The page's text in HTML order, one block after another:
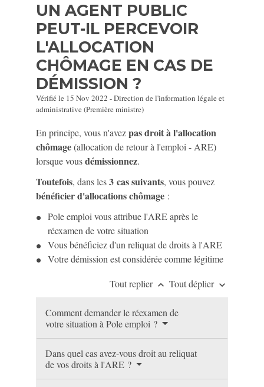
UN AGENT PUBLIC
PEUT-IL PERCEVOIR
L'ALLOCATION
CHÔMAGE EN CAS DE
DÉMISSION ?
Vérifié le 15 Nov 2022 - Direction de l'information légale et
administrative (Première ministre)
En principe, vous n'avezpas droit à l'allocation
chômage(allocation de retour à l'emploi - ARE)
lorsque vousdémissionnez.
Toutefois, dans les3 cas suivants, vous pouvez
bénéficier d'allocations chômage :
Pole emploi vous attribue l'ARE après le
réexamen de votre situation
Vous bénéficiez d'un reliquat de droits à l'ARE
Votre démission est considérée comme légitime
Tout replier keyboard_arrow_up Tout déplier keyboard_arrow_down
Comment demander le réexamen de
votre situation à Pole emploi ?
Dans quel cas avez-vous droit au reliquat
de vos droits à l'ARE ?